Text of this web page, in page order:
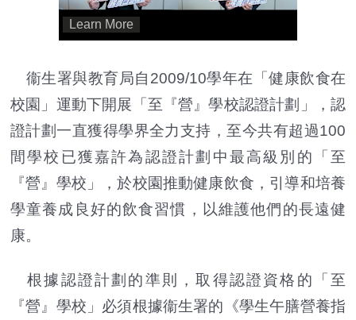
衞生署與教育局自2009/10學年在「健康飲食在
校園」運動下開展「至『營』學校認證計劃」，認
證計劃一直獲得學界全力支持，至今共有超過100
間學校已獲嘉許為認證計劃中最高級別的「至
『營』學校」，於校園推動健康飲食，引導和培養
學童養成良好的飲食習慣，以維護他們的長遠健
康。
根據認證計劃的準則，取得認證資格的「至
『營』學校」必須根據衞生署的《學生午膳營養指